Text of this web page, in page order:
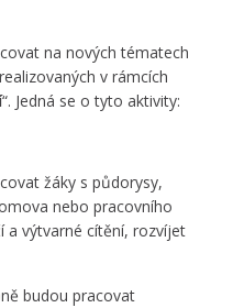
na nových tématech
v rámcích
“. Jedná se o tyto aktivity:
žáky s půdorysy,
nebo pracovního
výtvarné cítění, rozvíjet
budou pracovat